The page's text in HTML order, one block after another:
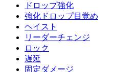
ドロップ強化
強化ドロップ目覚め
ヘイスト
リーダーチェンジ
ロック
遅延
固定ダメージ